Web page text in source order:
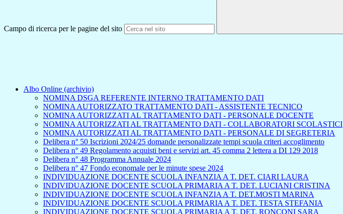
Campo di ricerca per le pagine del sito
Albo Online (archivio)
NOMINA DSGA REFERENTE INTERNO TRATTAMENTO DATI
NOMINA AUTORIZZATO TRATTAMENTO DATI - ASSISTENTE TECNICO
NOMINA AUTORIZZATI AL TRATTAMENTO DATI - PERSONALE DOCENTE
NOMINA AUTORIZZATI AL TRATTAMENTO DATI - COLLABORATORI SCOLASTICI
NOMINA AUTORIZZATI AL TRATTAMENTO DATI - PERSONALE DI SEGRETERIA
Delibera n° 50 Iscrizioni 2024/25 domande personalizzate tempi scuola criteri accoglimento
Delibera n° 49 Regolamento acquisti beni e servizi art. 45 comma 2 lettera a DI 129 2018
Delibera n° 48 Programma Annuale 2024
Delibera n° 47 Fondo economale per le minute spese 2024
INDIVIDUAZIONE DOCENTE SCUOLA INFANZIA A T. DET. CIARI LAURA
INDIVIDUAZIONE DOCENTE SCUOLA PRIMARIA A T. DET. LUCIANI CRISTINA
INDIVIDUAZIONE DOCENTE SCUOLA INFANZIA A T. DET.MOSTI MARINA
INDIVIDUAZIONE DOCENTE SCUOLA PRIMARIA A T. DET. TESTA STEFANIA
INDIVIDUAZIONE DOCENTE SCUOLA PRIMARIA A T. DET. RONCONI SARA